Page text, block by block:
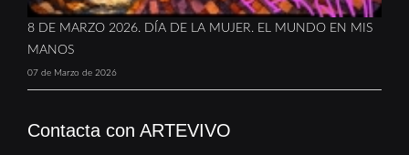
8 DE MARZO 2026. DÍA DE LA MUJER. EL MUNDO EN MIS
MANOS
07 de Marzo de 2026
Contacta con ARTEVIVO